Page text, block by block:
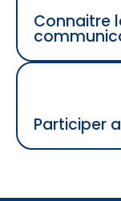
Connaitre
Participer